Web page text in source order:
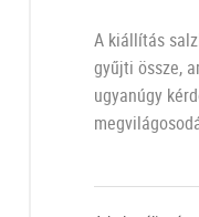
A kiállítás
gyűjti össze,
ugyanúgy